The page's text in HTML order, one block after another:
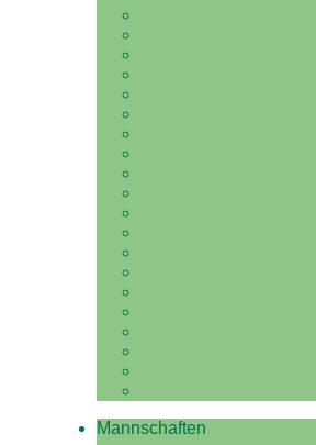
Mannschaften